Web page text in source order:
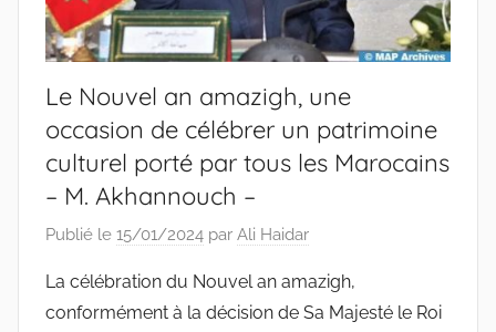
Le Nouvel an amazigh, une
occasion de célébrer un patrimoine
culturel porté par tous les Marocains
– M. Akhannouch –
Publié le 15/01/2024 par Ali Haidar
La célébration du Nouvel an amazigh,
conformément à la décision de Sa Majesté le Roi